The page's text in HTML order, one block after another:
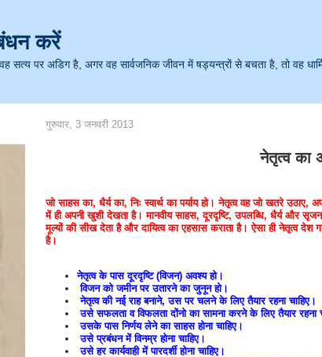
करें
सत्य पर अडिग है, अगर वह सार्वजनिक जीवन में षड्यन्त्रों से बचता है, तो वह
गुरुवार, 3 जनवरी 2013
नेतृत्व का
जो साहस का, धैर्य का, निः स्वार्थ का पर्याय हो। नेतृत्व वह जो खतरे
में ही अपनी खुशी देखता है। मानवीय साहस, दूरदृष्टि, उपलब्धि, धैर्य और
मूल्यों की सीख देता है और दायित्व का एहसास कराता है। ऐसा ही नेतृत्व
है।
नेतृत्व के पास दूरदृष्टि (विजन) अवश्य हो।
विजन को जमीन पर उतारने का जुनून हो।
नेतृत्व की नई राह बनाने, उस पर चलने के लिए तैयार रहना चाहिए।
उसे सफलता व विफलता दोंनो का सामना करने के लिए तैयार रहना
उसके पास निर्णय लेने का साहस होना चाहिए।
उसे प्रबंधन में विनम्र होना चाहिए।
उसे हर कार्यवाही में पारदर्शी होना चाहिए।